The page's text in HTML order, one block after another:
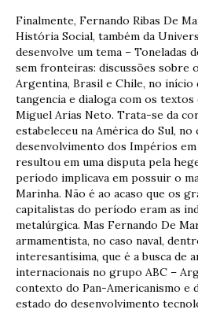
Finalmente, Fernando Ribas De
História Social, também da
desenvolve um tema – Toneladas
sem fronteiras: discussões sobre
Argentina, Brasil e Chile, no início
tangencia e dialoga com os textos
Miguel Arias Neto. Trata-se da
estabeleceu na América do Sul,
desenvolvimento dos Impérios
resultou em uma disputa pela
período implicava em possuir o
Marinha. Não é ao acaso que os
capitalistas do período eram as
metalúrgica. Mas Fernando De
armamentista, no caso naval,
interesantísima, que é a busca de
internacionais no grupo ABC –
contexto do Pan-Americanismo e
estado do desenvolvimento